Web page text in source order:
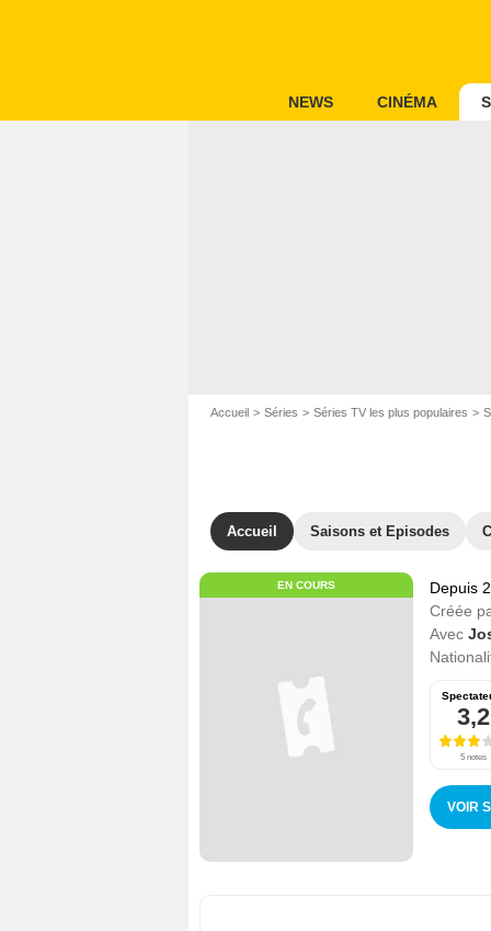
NEWS CINÉMA
Accueil Séries Séries TV les plus populaires
Accueil Saisons et Episodes
EN COURS Depuis
Créée
Avec
3,2
5 notes
VOIR